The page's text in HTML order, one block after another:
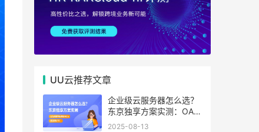
UU云推荐文章
企业级云服务器怎么选？
东京独享方案实测：OA系
统响应提速40%，成本降
2025-08-13